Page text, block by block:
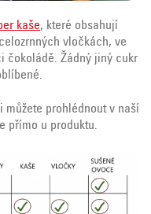
kaše, které obsahují
vločkách, ve
čokoládě. Žádný jiný cukr
můžete prohlédnout v naší
přímo u produktu.